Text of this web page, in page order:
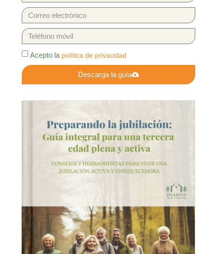
Acepto la política de privacidad
Descarga la guía